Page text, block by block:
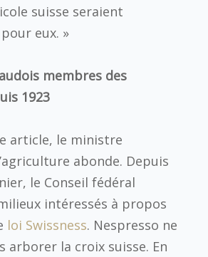
suisse seraient
eux. »
membres des
1923
article, le ministre
abonde. Depuis
le Conseil fédéral
intéressés à propos
loi Swissness. Nespresso ne
arborer la croix suisse. En